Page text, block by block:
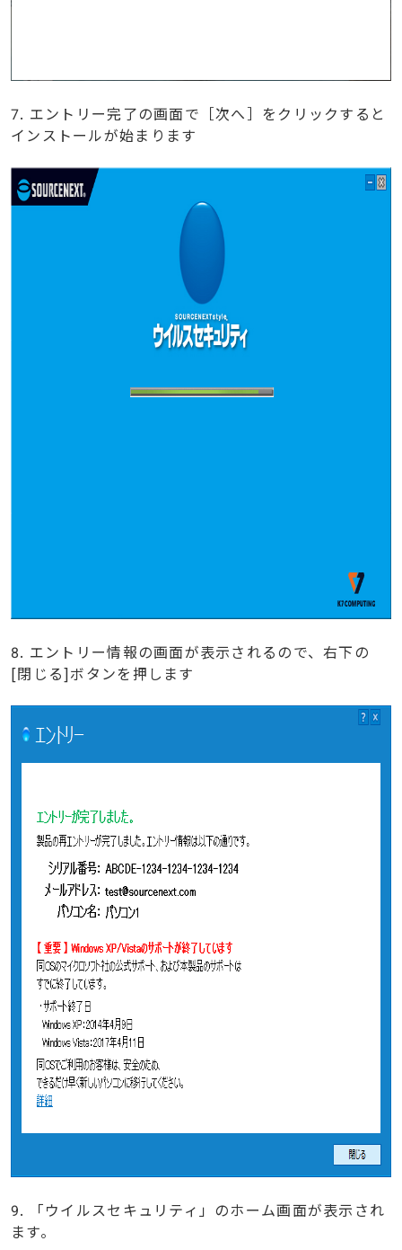
7. エントリー完了の画面で［次へ］をクリックすると
インストールが始まります
8. エントリー情報の画面が表示されるので、右下の
[閉じる]ボタンを押します
9. 「ウイルスセキュリティ」のホーム画面が表示され
ます。